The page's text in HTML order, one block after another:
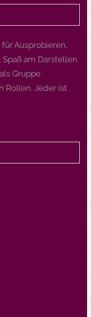
Ausprobieren,
am Darstellen
Gruppe
Rollen. Jeder ist